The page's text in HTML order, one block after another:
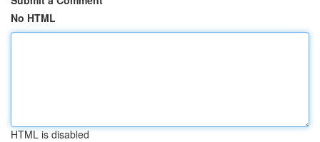
No HTML
HTML is disabled